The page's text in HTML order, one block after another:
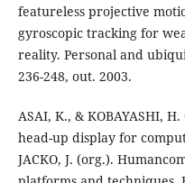
featureless projective
gyroscopic tracking for
reality. Personal and
236-248, out. 2003.
ASAI, K., & KOBAYASHI,
head-up display for
JACKO, J. (org.).